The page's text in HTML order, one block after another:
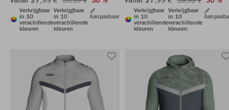
Verkrijgbaar
in 10
verschillende
kleuren
Verkrijgbaar
in 10
verschillende
kleuren
Aanpasbaar
Verkrijgbaar
in 10
verschillende
kleuren
Verkrijgbaar
in 10
verschillende
kleuren